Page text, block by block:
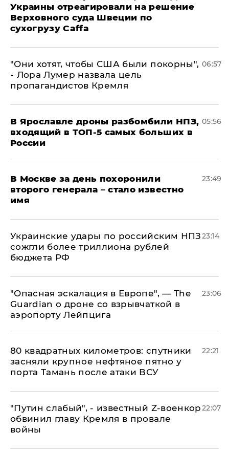
Украины отреагировали на решение
Верховного суда Швеции по
сухогрузу Caffa
"Они хотят, чтобы США были покорны",
- Лора Лумер назвала цель
пропагандистов Кремля
06:57
В Ярославле дроны разбомбили НПЗ,
входящий в ТОП-5 самых больших в
России
05:56
В Москве за день похоронили
второго генерала – стало известно
имя
23:49
Украинские удары по российским НПЗ
сожгли более триллиона рублей
бюджета РФ
23:14
"Опасная эскалация в Европе", — The
Guardian о дроне со взрывчаткой в
аэропорту Лейпцига
23:06
80 квадратных километров: спутники
засняли крупное нефтяное пятно у
порта Тамань после атаки ВСУ
22:21
​"Путин слабый", - известный Z-военкор
обвинил главу Кремля в провале
войны
22:07